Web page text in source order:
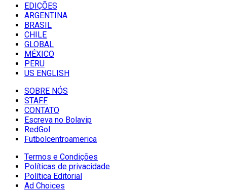
EDIÇÕES
ARGENTINA
BRASIL
CHILE
GLOBAL
MÉXICO
PERU
US ENGLISH
SOBRE NÓS
STAFF
CONTATO
Escreva no Bolavip
RedGol
Futbolcentroamerica
Termos e Condições
Políticas de privacidade
Política Editorial
Ad Choices